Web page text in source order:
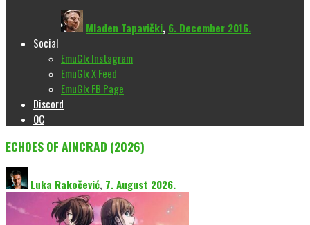
Mladen Tapavički, 6. December 2016.
Social
EmuGlx Instagram
EmuGlx X Feed
EmuGlx FB Page
Discord
OC
ECHOES OF AINCRAD (2026)
Luka Rakočević, 7. August 2026.